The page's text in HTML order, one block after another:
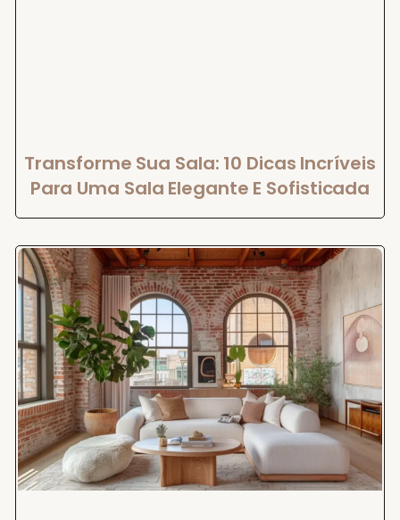
Transforme Sua Sala: 10 Dicas Incríveis
Para Uma Sala Elegante E Sofisticada